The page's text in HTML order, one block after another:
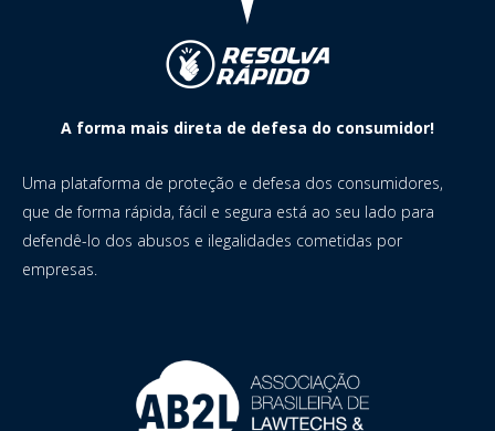
A forma mais direta de defesa do consumidor!
Uma plataforma de proteção e defesa dos consumidores,
que de forma rápida, fácil e segura está ao seu lado para
defendê-lo dos abusos e ilegalidades cometidas por
empresas.